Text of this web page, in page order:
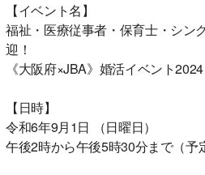
【イベント名】
福祉・医療従事者・保育士・シン
迎！
《大阪府×JBA》婚活イベント2024
【日時】
令和6年9月1日 （日曜日）
午後2時から午後5時30分まで（予